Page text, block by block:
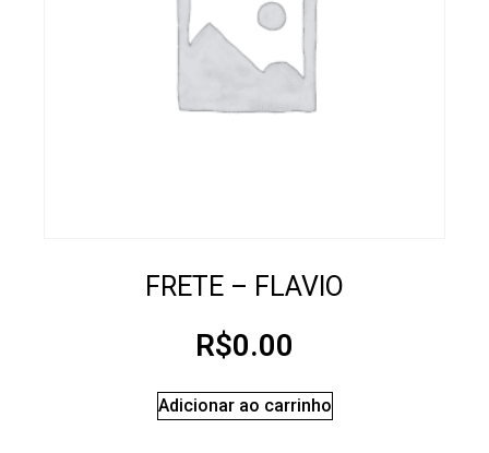
FRETE – FLAVIO
R$0.00
Adicionar ao carrinho